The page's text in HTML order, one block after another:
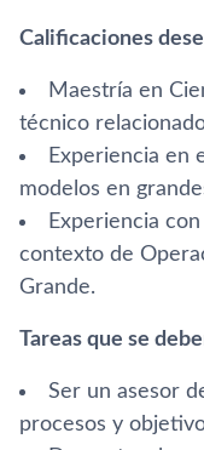
Calificaciones
Maestría en
técnico
Experiencia en
modelos en
Experiencia
contexto de
Grande.
Tareas que se
Ser un asesor
procesos y